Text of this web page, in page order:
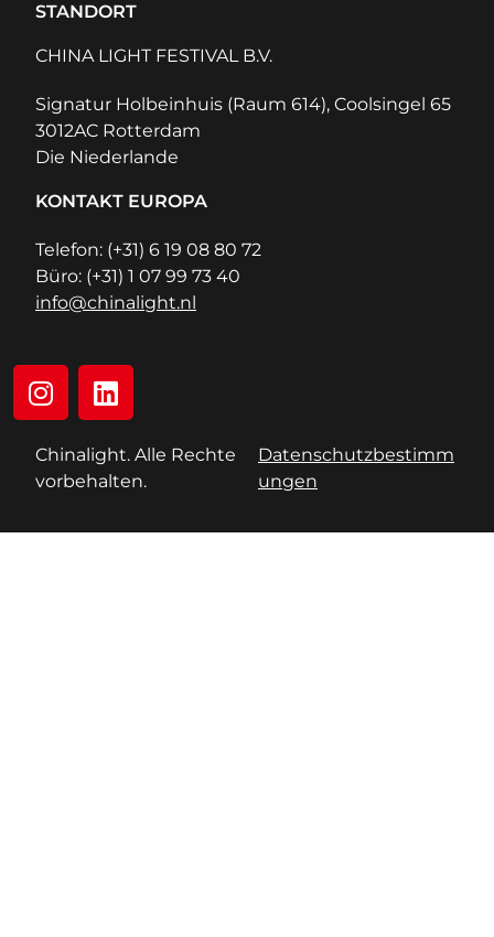
STANDORT
CHINA LIGHT FESTIVAL B.V.
Signatur Holbeinhuis (Raum 614), Coolsingel 65
3012AC Rotterdam
Die Niederlande
KONTAKT EUROPA
Telefon: (+31) 6 19 08 80 72
Büro: (+31) 1 07 99 73 40
info@chinalight.nl
Chinalight. Alle Rechte
vorbehalten.
Datenschutzbestimm
ungen